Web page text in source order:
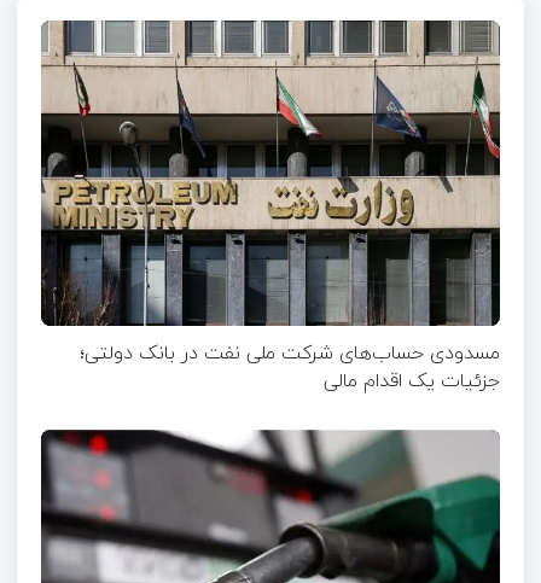
مسدودی حساب‌های شرکت ملی نفت در بانک دولتی؛
جزئیات یک اقدام مالی